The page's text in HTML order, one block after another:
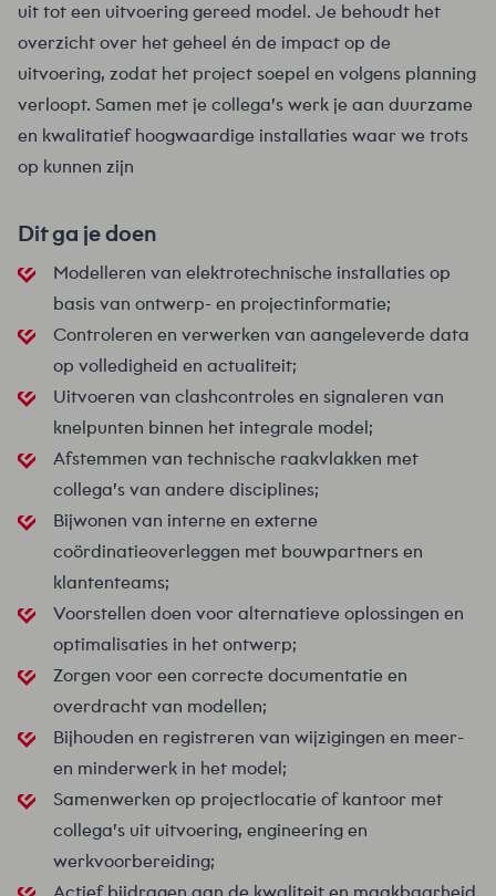
uit tot een uitvoering gereed model. Je behoudt het
overzicht over het geheel én de impact op de
uitvoering, zodat het project soepel en volgens planning
verloopt. Samen met je collega’s werk je aan duurzame
en kwalitatief hoogwaardige installaties waar we trots
op kunnen zijn
Dit ga je doen
Modelleren van elektrotechnische installaties op
basis van ontwerp- en projectinformatie;
Controleren en verwerken van aangeleverde data
op volledigheid en actualiteit;
Uitvoeren van clashcontroles en signaleren van
knelpunten binnen het integrale model;
Afstemmen van technische raakvlakken met
collega’s van andere disciplines;
Bijwonen van interne en externe
coördinatieoverleggen met bouwpartners en
klantenteams;
Voorstellen doen voor alternatieve oplossingen en
optimalisaties in het ontwerp;
Zorgen voor een correcte documentatie en
overdracht van modellen;
Bijhouden en registreren van wijzigingen en meer-
en minderwerk in het model;
Samenwerken op projectlocatie of kantoor met
collega’s uit uitvoering, engineering en
werkvoorbereiding;